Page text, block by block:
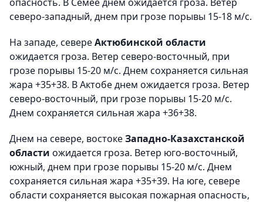
северо-западный, днем при грозе порывы 15-18 м/с.
На западе, севереАктюбинской области
ожидается гроза. Ветер северо-восточный, при
грозе порывы 15-20 м/с. Днем сохраняется сильная
жара +35+38. В Актобе днем ожидается гроза. Ветер
северо-восточный, при грозе порывы 15-20 м/с.
Днем сохраняется сильная жара +36+38.
Днем на севере, востокеЗападно-Казахстанской
области ожидается гроза. Ветер юго-восточный,
южный, днем при грозе порывы 15-20 м/с. Днем
сохраняется сильная жара +35+39. На юге, севере
области сохраняется высокая пожарная опасность,